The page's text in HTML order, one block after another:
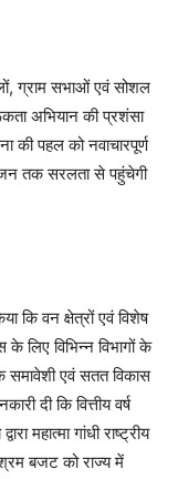
ग्राम सभाओं एवं सोशल
अभियान की प्रशंसा
की पहल को नवाचारपूर्ण
तक सरलता से पहुंचेगी
कि वन क्षेत्रों एवं विशेष
लिए विभिन्न विभागों के
समावेशी एवं सतत विकास
दी कि वित्तीय वर्ष
महात्मा गांधी राष्ट्रीय
श्रम बजट को राज्य में